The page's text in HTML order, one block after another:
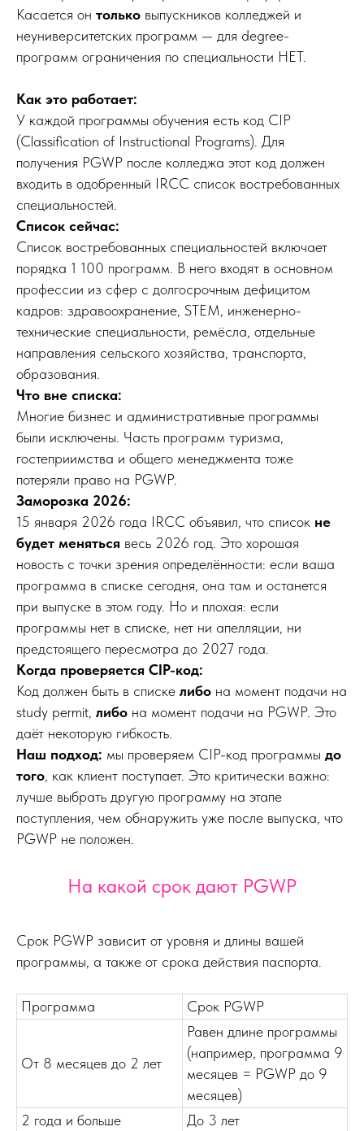
Касается он только выпускников колледжей и
неуниверситетских программ — для degree-
программ ограничения по специальности НЕТ.
Как это работает:
У каждой программы обучения есть код CIP
(Classification of Instructional Programs). Для
получения PGWP после колледжа этот код должен
входить в одобренный IRCC список востребованных
специальностей.
Список сейчас:
Список востребованных специальностей включает
порядка 1 100 программ. В него входят в основном
профессии из сфер с долгосрочным дефицитом
кадров: здравоохранение, STEM, инженерно-
технические специальности, ремёсла, отдельные
направления сельского хозяйства, транспорта,
образования.
Что вне списка:
Многие бизнес и административные программы
были исключены. Часть программ туризма,
гостеприимства и общего менеджмента тоже
потеряли право на PGWP.
Заморозка 2026:
15 января 2026 года IRCC объявил, что список не
будет меняться весь 2026 год. Это хорошая
новость с точки зрения определённости: если ваша
программа в списке сегодня, она там и останется
при выпуске в этом году. Но и плохая: если
программы нет в списке, нет ни апелляции, ни
предстоящего пересмотра до 2027 года.
Когда проверяется CIP-код:
Код должен быть в списке либо на момент подачи на
study permit, либо на момент подачи на PGWP. Это
даёт некоторую гибкость.
Наш подход: мы проверяем CIP-код программы до
того, как клиент поступает. Это критически важно:
лучше выбрать другую программу на этапе
поступления, чем обнаружить уже после выпуска, что
PGWP не положен.
На какой срок дают PGWP
Срок PGWP зависит от уровня и длины вашей
программы, а также от срока действия паспорта.
Программа Срок PGWP
От 8 месяцев до 2 лет
Равен длине программы
(например, программа 9
месяцев = PGWP до 9
месяцев)
2 года и больше
До 3 лет